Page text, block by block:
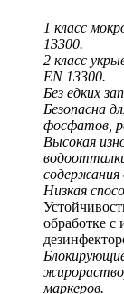
1 класс
13300.
2 класс
EN 13300.
Без едких
Безопасна
фосфатов,
Высокая
содержания
Низкая
обработке с
маркеров.